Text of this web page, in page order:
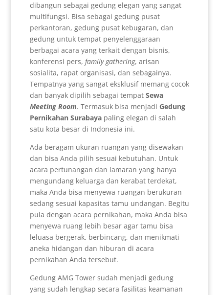
dibangun sebagai gedung elegan yang sangat
multifungsi. Bisa sebagai gedung pusat
perkantoran, gedung pusat kebugaran, dan
gedung untuk tempat penyelenggaraan
berbagai acara yang terkait dengan bisnis,
konferensi pers, family gathering, arisan
sosialita, rapat organisasi, dan sebagainya.
Tempatnya yang sangat eksklusif memang cocok
dan banyak dipilih sebagai tempat Sewa
Meeting Room. Termasuk bisa menjadi Gedung
Pernikahan Surabaya paling elegan di salah
satu kota besar di Indonesia ini.
Ada beragam ukuran ruangan yang disewakan
dan bisa Anda pilih sesuai kebutuhan. Untuk
acara pertunangan dan lamaran yang hanya
mengundang keluarga dan kerabat terdekat,
maka Anda bisa menyewa ruangan berukuran
sedang sesuai kapasitas tamu undangan. Begitu
pula dengan acara pernikahan, maka Anda bisa
menyewa ruang lebih besar agar tamu bisa
leluasa bergerak, berbincang, dan menikmati
aneka hidangan dan hiburan di acara
pernikahan Anda tersebut.
Gedung AMG Tower sudah menjadi gedung
yang sudah lengkap secara fasilitas keamanan